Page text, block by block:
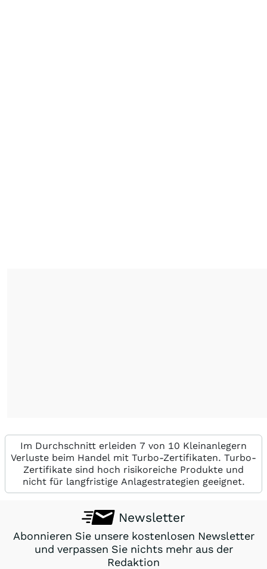
Im Durchschnitt erleiden 7 von 10 Kleinanlegern
Verluste beim Handel mit Turbo-Zertifikaten. Turbo-
Zertifikate sind hoch risikoreiche Produkte und
nicht für langfristige Anlagestrategien geeignet.
Newsletter
Abonnieren Sie unsere kostenlosen Newsletter
und verpassen Sie nichts mehr aus der
Redaktion